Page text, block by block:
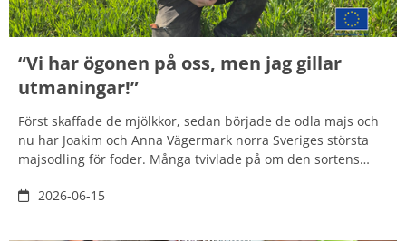
“Vi har ögonen på oss, men jag gillar
utmaningar!”
Först skaffade de mjölkkor, sedan började de odla majs och
nu har Joakim och Anna Vägermark norra Sveriges största
majsodling för foder. Många tvivlade på om den sortens
har överbevisat skeptikerna.
2026-06-15